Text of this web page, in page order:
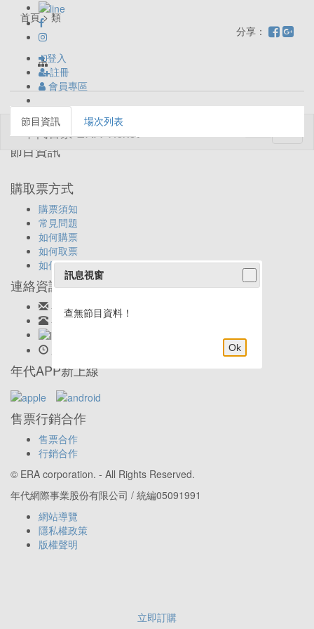
登入
註冊
會員專區
首頁 > 類
分享：
立即訂購
節目資訊 場次列表
節目資訊
購取票方式
購票須知
常見問題
如何購票
如何取票
如何退票
連絡資訊
客服信箱: ticket@eracom.com.tw
客服專線: 02-23419898
年代APP新上線
售票行銷合作
售票合作
行銷合作
© ERA corporation. - All Rights Reserved.
年代網際事業股份有限公司 / 統編05091991
網站導覽
隱私權政策
版權聲明
訊息視窗
查無節目資料！
Ok